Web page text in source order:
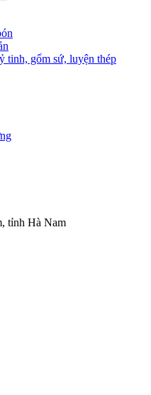
tinh, gốm sứ, luyện thép
tỉnh Hà Nam